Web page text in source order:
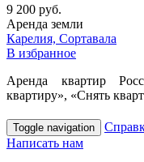
9 200 руб.
Аренда земли
Карелия, Сортавала
В избранное
Аренда квартир
квартиру», «Снять
Toggle navigation
Написать нам